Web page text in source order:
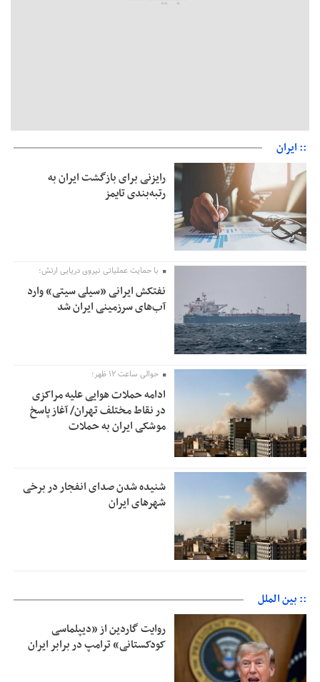
:: ایران
رایزنی برای بازگشت ایران به
رتبه‌بندی تایمز
با حمایت عملیاتی نیروی دریایی ارتش؛
نفتکش ایرانی «سیلی سیتی» وارد
آب‌های سرزمینی ایران شد
حوالی ساعت ۱۲ ظهر؛
ادامه حملات هوایی علیه مراکزی
در نقاط مختلف تهران/ آغاز پاسخ
موشکی ایران به حملات
شنیده شدن صدای انفجار در برخی
شهرهای ایران
:: بین الملل
روایت گاردین از «دیپلماسی
کودکستانی» ترامپ در برابر ایران